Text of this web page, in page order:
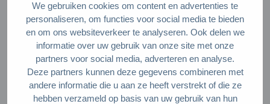
We gebruiken cookies om content en advertenties te
personaliseren, om functies voor social media te bieden
en om ons websiteverkeer te analyseren. Ook delen we
informatie over uw gebruik van onze site met onze
partners voor social media, adverteren en analyse.
Deze partners kunnen deze gegevens combineren met
andere informatie die u aan ze heeft verstrekt of die ze
hebben verzameld op basis van uw gebruik van hun
Wie zijn wij?
Over ons
Stel je vraag
Servicepunt Team
Veelgestelde vragen